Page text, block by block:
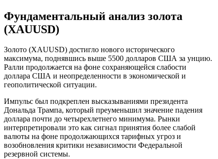
Фундаментальный анализ золота
(XAUUSD)
Золото (XAUUSD) достигло нового исторического
максимума, поднявшись выше 5500 долларов США за унцию.
Ралли продолжается на фоне сохраняющейся слабости
доллара США и неопределенности в экономической и
геополитической ситуации.
Импульс был подкреплен высказываниями президента
Дональда Трампа, который преуменьшил значение падения
доллара почти до четырехлетнего минимума. Рынки
интерпретировали это как сигнал принятия более слабой
валюты на фоне продолжающихся тарифных угроз и
возобновления критики независимости Федеральной
резервной системы.